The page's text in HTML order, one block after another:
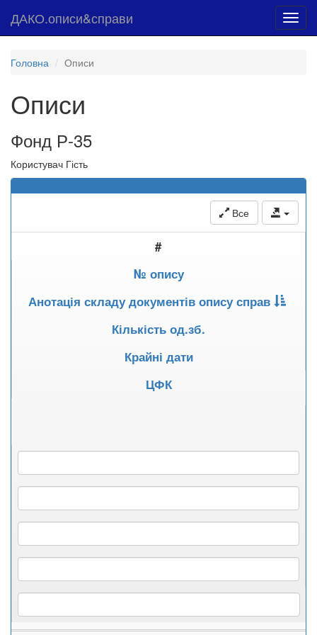
ДАКО.описи&справи
Головна Описи
Описи
Фонд Р-35
Користувач Гість
Все
#
№ опису
Анотація складу документів опису справ
Кількість од.зб.
Крайні дати
ЦФК